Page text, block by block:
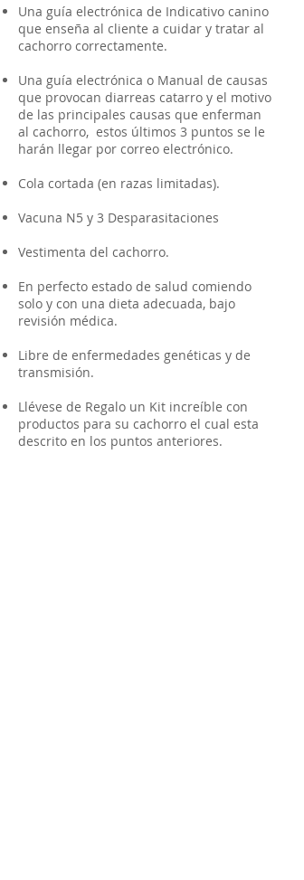
Una guía electrónica de Indicativo canino
que enseña al cliente a cuidar y tratar al
cachorro correctamente.
Una guía electrónica o Manual de causas
que provocan diarreas catarro y el motivo
de las principales causas que enferman
al cachorro, estos últimos 3 puntos se le
harán llegar por correo electrónico.
Cola cortada (en razas limitadas).
Vacuna N5 y 3 Desparasitaciones
Vestimenta del cachorro.
En perfecto estado de salud comiendo
solo y con una dieta adecuada, bajo
revisión médica.
Libre de enfermedades genéticas y de
transmisión.
Llévese de Regalo un Kit increíble con
productos para su cachorro el cual esta
descrito en los puntos anteriores.